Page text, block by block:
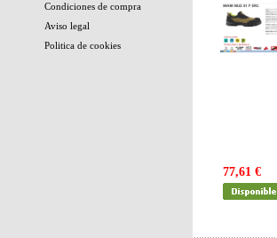
Condiciones de compra
Aviso legal
Politica de cookies
77,61 €